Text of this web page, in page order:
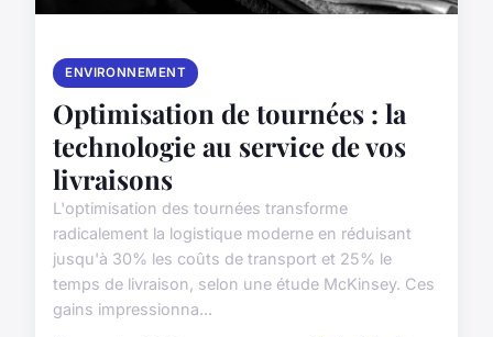
ENVIRONNEMENT
Optimisation de tournées : la
technologie au service de vos
livraisons
L'optimisation des tournées transforme
radicalement la logistique moderne en réduisant
jusqu'à 30% les coûts de transport et 25% le
temps de livraison, selon une étude McKinsey. Ces
gains impressionna...